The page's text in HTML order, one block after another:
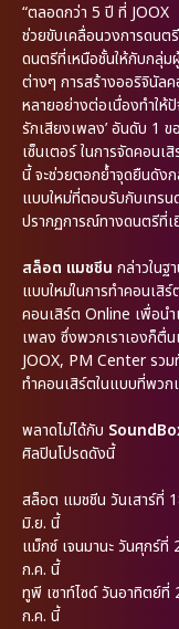
“ตลอดกว่า 5 ปี ที่ JOOX
ช่วยขับเคลื่อนวงการดนต
ดนตรีที่เหนือชั้นให้กับกลุ่
ต่างๆ การสร้างออริจินัล
หลายอย่างต่อเนื่องทำให้
รักเสียงเพลง’ อันดับ 1
เซ็นเตอร์ ในการจัดคอนเ
นี้ จะช่วยตอกย้ำจุดยืนดัง
แบบใหม่ที่ตอบรับกับเทรน
ปรากฏการณ์ทางดนตรีที่
สล็อต แมชชีน กล่าวในฐ
แบบใหม่ในการทำคอนเสิ
คอนเสิร์ต Online เพื่อน
เพลง ซึ่งพวกเราเองก็ตื่
JOOX, PM Center รว
ทำคอนเสิร์ตในแบบที่พวก
พลาดไม่ได้กับ
ศิลปินโปรดดังนี้
สล็อต แมชชีน วันเสาร์ที่
มิ.ย. นี้
แม็กซ์ เจนมานะวันศุกร์ที่
ก.ค. นี้
ทูพี เซาท์ไซด์วันอาทิตย์ที่
ก.ค. นี้